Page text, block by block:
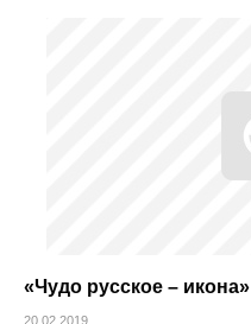
«Чудо русское – икона»
20.02.2019